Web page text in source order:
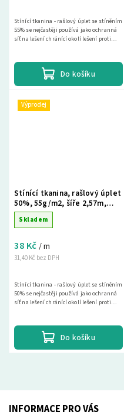
Do košíku
Stínící tkanina - rašlový úplet se stíněním
55% se nejčastěji používá jako ochranná
síť na lešení chránící okolí lešení proti
Výprodej
Stínící tkanina, rašlový úplet
50%, 55g/m2, šíře 2,57m,
metráž - modrá
Skladem
31,40 Kč bez DPH
38 Kč / m
Do košíku
Stínící tkanina - rašlový úplet se stíněním
50% se nejčastěji používá jako ochranná
síť na lešení chránící okolí lešení proti
INFORMACE PRO VÁS